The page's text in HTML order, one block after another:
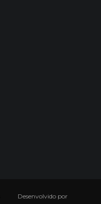
Desenvolvido por